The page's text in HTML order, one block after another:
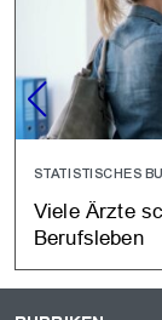
STATISTISCHES
Viele Ärzte
Berufsleben